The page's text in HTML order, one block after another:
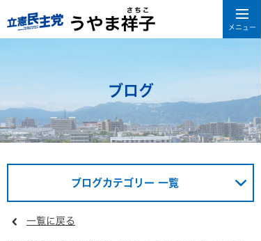
ブログ
ブログカテゴリー 一覧
一覧に戻る